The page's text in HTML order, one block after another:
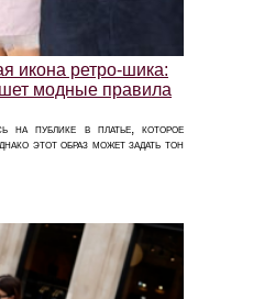
икона ретро-шика:
модные правила
на публике в платье, которое
этот образ может задать тон